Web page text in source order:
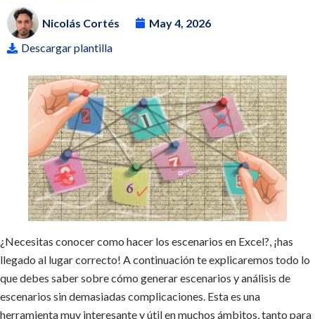
Nicolás Cortés
May 4, 2026
Descargar plantilla
¿Necesitas conocer como hacer los escenarios en Excel?, ¡has
llegado al lugar correcto! A continuación te explicaremos todo lo
que debes saber sobre cómo generar escenarios y análisis de
escenarios sin demasiadas complicaciones. Esta es una
herramienta muy interesante y útil en muchos ámbitos, tanto para